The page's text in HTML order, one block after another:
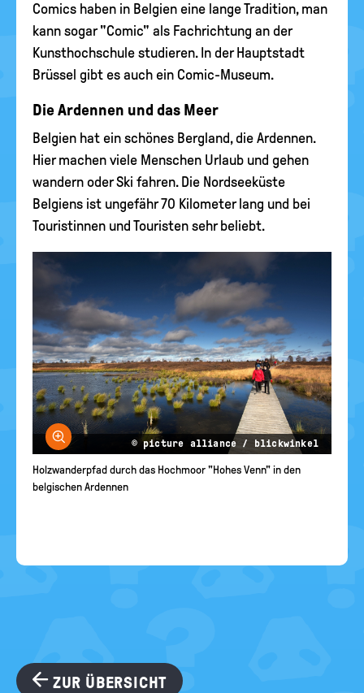
Comics haben in Belgien eine lange Tradition, man
kann sogar "Comic" als Fachrichtung an der
Kunsthochschule studieren. In der Hauptstadt
Brüssel gibt es auch ein Comic-Museum.
Die Ardennen und das Meer
Belgien hat ein schönes Bergland, die Ardennen.
Hier machen viele Menschen Urlaub und gehen
wandern oder Ski fahren. Die Nordseeküste
Belgiens ist ungefähr 70 Kilometer lang und bei
Touristinnen und Touristen sehr beliebt.
Bild vergrößern
© picture alliance / blickwinkel
Holzwanderpfad durch das Hochmoor "Hohes Venn" in den
belgischen Ardennen
ZUR ÜBERSICHT